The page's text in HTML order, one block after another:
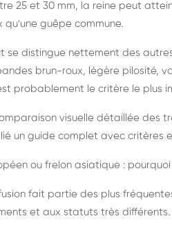
25 et 30 mm, la reine peut
qu'une guêpe commune.
se distingue nettement des
brun-roux, légère pilosité,
probablement le critère le plus
visuelle détaillée des
un guide complet avec critères
ou frelon asiatique :
fait partie des plus
et aux statuts très différents.